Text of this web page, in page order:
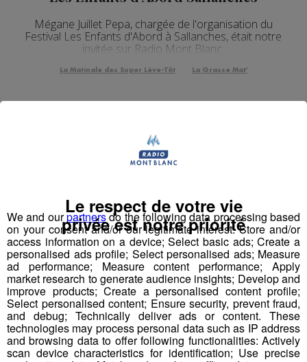
Mégane Juillet Pepa, chargée de l'organisation du
Festival Les Enfants d'Abord à Sallanches, était notre
invitée sur Radio Mont Blanc.
La Matinale des Super Lève-Tôt La Grasse Mat'
Interview | Ludivine Ducrot -
Directrice du Rock'n Poche
Festival
We and ourpartnersdo the following data processing based
on your consent and/or our legitimate interest: Store and/or
access information on a device; Select basic ads; Create a
personalised ads profile; Select personalised ads; Measure
ad performance; Measure content performance; Apply
market research to generate audience insights; Develop and
improve products; Create a personalised content profile;
Select personalised content; Ensure security, prevent fraud,
and debug; Technically deliver ads or content. These
technologies may process personal data such as IP address
and browsing data to offer following functionalities: Actively
scan device characteristics for identification; Use precise
Le respect de votre vie
privée est notre priorité